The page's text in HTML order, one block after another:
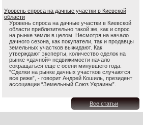
Уровень спроса на дачные участки в Киевской
области
Уровень спроса на дачные участки в Киевской
области приблизительно такой же, как и спрос
на рынке земли в целом. Несмотря на начало
дачного сезона, как покупатели, так и продавцы
земельных участков выжидают. Как
утверждают эксперты, количество сделок на
рынке «дачной» недвижимости начало
сокращаться еще с осени минувшего года.
“Сделки на рынке дачных участков случаются
все реже”, - говорит Андрей Кошиль, президент
ассоциации “Земельный Союз Украины”.
Все статьи